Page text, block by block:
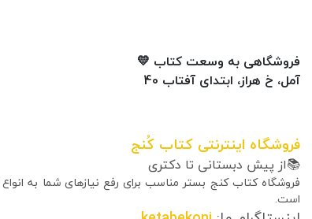
فروشگاهی به وسعت کتاب 💛
آمل، خ هراز، ابتدای آفتاب 40
فروشگاه اینترنتی کتاب کُنج
📚از پیش دبستانی تا دکتری
فروشگاه کتاب کنج بستر مناسب برای رفع نیازهای شما به
است.